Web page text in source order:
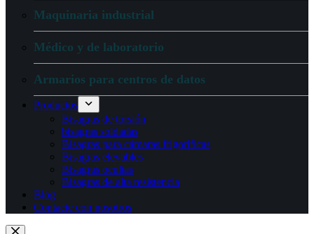
Maquinaria industrial
Médico y de laboratorio
Armarios para centros de datos
Productos
Bisagras de torsión
bisagras soldadas
Bisagras para cámaras frigoríficas
Bisagras elevables
Bisagras ocultas
Bisagras de alta resistencia
Blog
Contacte con nosotros